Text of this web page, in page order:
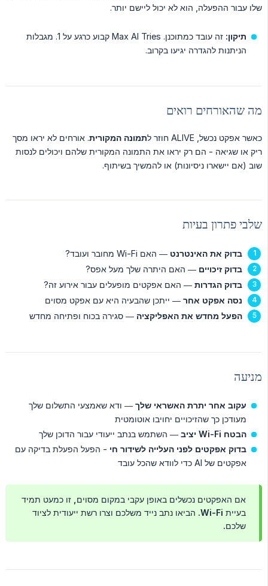
שלו עבור ההפעלה, הוא לא יכול ליישם יותר.
תיקון:
זה עובד כמתוכנן. Max AI Tries קבוע כרגע על 1. מגבלות
הניתנות להגדרה יגיעו בקרוב.
מה שהאורחים רואים
כאשר אפקט נכשל, ALIVE חוזר ל תמונה המקורית. אורחים לא יראו מסך
ריק או שגיאה - הם רק יראו את התמונה המקורית שלהם ויכולים לנסות
שוב (אם יישארו ניסיונות) או להמשיך בשיתוף.
שלבי פתרון בעיות
בדוק את האינטרנט — האם Wi-Fi מחובר ועובד?
בדוק זיכויים ​​— האם היתרה שלך מעל אפס?
בדוק הגדרות — האם אפקטים מופעלים עבור אירוע זה?
נסה אפקט אחר — ייתכן שהבעיה היא עם אפקט מסוים
הפעל מחדש את האפליקציה — סגירה בכוח ופתיחה מחדש
מניעה
עקוב אחר יתרת האשראי שלך — ודא שאמצעי התשלום שלך
מעודכן כך שהזיכויים יחויבו אוטומטית
הבטח Wi-Fi יציב
— השתמש בנתב ייעודי עבור הדוכן שלך
בדוק אפקטים לפני העלייה לשידור חי - הפעל הפעלת בדיקה עם
אפקטים של AI כדי לוודא שהכל עובד
אם האפקטים נכשלים באופן עקבי במקום מסוים, זו כמעט תמיד
בעיית Wi-Fi. הביאו נתב נייד משלכם וצרו רשת ייעודית לציוד
שלכם.